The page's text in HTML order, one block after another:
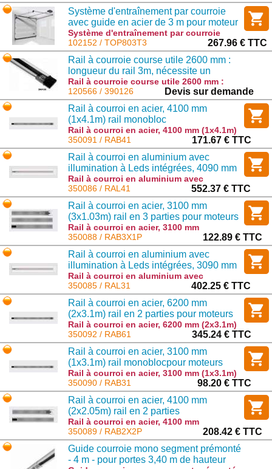
Système d'entraînement par courroie
avec guide en acier de 3 m pour moteur
TOP
Système d'entraînement par courroie
avec guide en acier de 3 m pour moteur
TOP : TOP803T3
102152 / TOP803T3
267.96 € TTC
Rail à courroie course utile 2600 mm :
longueur du rail 3m, nécessite un
transport par camion
Rail à courroie course utile 2600 mm :
longueur du rail 3m, nécessite un
transport par camion : 390126
120566 / 390126
Devis sur demande
Rail à courroi en acier, 4100 mm
(1x4.1m) rail monobloc
Rail à courroi en acier, 4100 mm (1x4.1m)
rail monobloc : RAB41
350091 / RAB41
171.67 € TTC
Rail à courroi en aluminium avec
illumination à Leds intégrées, 4090 mm
(1x4m) rail monobloc pour moteurs
HALO
Rail à courroi en aluminium avec
illumination à Leds intégrées, 4090 mm
(1x4m) rail monobloc pour moteurs HALO
: RAL41
350086 / RAL41
552.37 € TTC
Rail à courroi en acier, 3100 mm
(3x1.03m) rail en 3 parties pour moteurs
HALO
Rail à courroi en acier, 3100 mm
(3x1.03m) rail en 3 parties pour moteurs
HALO : RAB3X1P
350088 / RAB3X1P
122.89 € TTC
Rail à courroi en aluminium avec
illumination à Leds intégrées, 3090 mm
(1x3m) rail monobloc pour moteurs
HALO
Rail à courroi en aluminium avec
illumination à Leds intégrées, 3090 mm
(1x3m) rail monobloc pour moteurs HALO
: RAL31
350085 / RAL31
402.25 € TTC
Rail à courroi en acier, 6200 mm
(2x3.1m) rail en 2 parties pour moteurs
HALO
Rail à courroi en acier, 6200 mm (2x3.1m)
rail en 2 parties pour moteurs HALO :
RAB61
350092 / RAB61
345.24 € TTC
Rail à courroi en acier, 3100 mm
(1x3.1m) rail monoblocpour moteurs
HALO
Rail à courroi en acier, 3100 mm (1x3.1m)
rail monoblocpour moteurs HALO :
RAB31
350090 / RAB31
98.20 € TTC
Rail à courroi en acier, 4100 mm
(2x2.05m) rail en 2 parties
Rail à courroi en acier, 4100 mm
(2x2.05m) rail en 2 parties : RAB2X2P
350089 / RAB2X2P
208.42 € TTC
Guide courroie mono segment prémonté
- 4 m - pour portes 3,40 m de hauteur